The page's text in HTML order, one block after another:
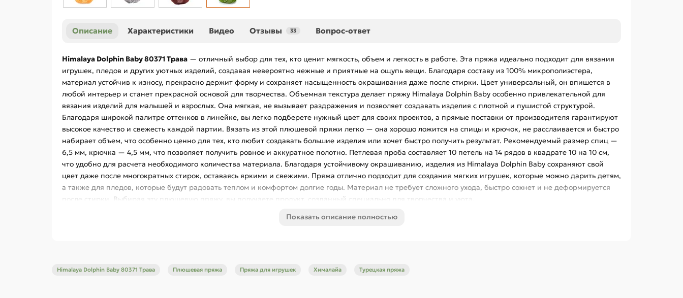
Описание Характеристики Видео Отзывы 33 Вопрос-ответ
Himalaya Dolphin Baby 80371 Трава — отличный выбор для тех, кто ценит мягкость, объем и легкость в работе. Эта пряжа идеально подходит для вязания
игрушек, пледов и других уютных изделий, создавая невероятно нежные и приятные на ощупь вещи. Благодаря составу из 100% микрополиэстера,
материал устойчив к износу, прекрасно держит форму и сохраняет насыщенность окрашивания даже после стирки. Цвет универсальный, он впишется в
любой интерьер и станет прекрасной основой для творчества. Объемная текстура делает пряжу Himalaya Dolphin Baby особенно привлекательной для
вязания изделий для малышей и взрослых. Она мягкая, не вызывает раздражения и позволяет создавать изделия с плотной и пушистой структурой.
Благодаря широкой палитре оттенков в линейке, вы легко подберете нужный цвет для своих проектов, а прямые поставки от производителя гарантируют
высокое качество и свежесть каждой партии. Вязать из этой плюшевой пряжи легко — она хорошо ложится на спицы и крючок, не расслаивается и быстро
набирает объем, что особенно ценно для тех, кто любит создавать большие изделия или хочет быстро получить результат. Рекомендуемый размер спиц —
6,5 мм, крючка — 4,5 мм, что позволяет получить ровное и аккуратное полотно. Петлевая проба составляет 10 петель на 14 рядов в квадрате 10 на 10 см,
что удобно для расчета необходимого количества материала. Благодаря устойчивому окрашиванию, изделия из Himalaya Dolphin Baby сохраняют свой
цвет даже после многократных стирок, оставаясь яркими и свежими. Пряжа отлично подходит для создания мягких игрушек, которые можно дарить детям,
а также для пледов, которые будут радовать теплом и комфортом долгие годы. Материал не требует сложного ухода, быстро сохнет и не деформируется
после стирки. Выбирая эту плюшевую пряжу, вы получаете продукт, созданный специально для творчества и уюта.
Нужен совет по выбору оттенков пряжи? Обращайтесь — мы всегда на связи! В интернет-магазине Hobby Idea вы можете купить пряжу с доставкой по
Показать описание полностью
Himalaya Dolphin Baby 80371 Трава Плюшевая пряжа Пряжа для игрушек Хималайа Турецкая пряжа